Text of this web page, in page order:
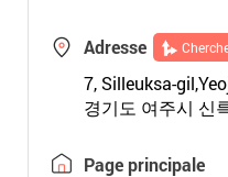
Adresse
7, Silleuksa-
경기도 여주시 신
Page principale